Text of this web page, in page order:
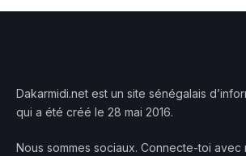
Dakarmidi.net est un site sénégalais
qui a été créé le 28 mai 2016.
Nous sommes sociaux. Connecte-toi avec